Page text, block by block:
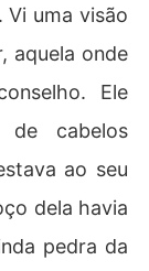
Vi uma visão
aquela onde
Ele
de cabelos
ao seu
dela havia
pedra da